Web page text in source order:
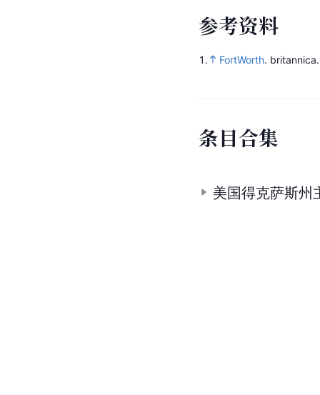
参考资料
1. FortWorth.
条目合集
美国得克萨斯州